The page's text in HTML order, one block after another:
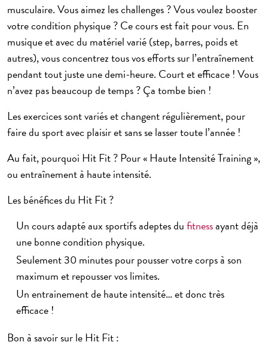
musculaire. Vous aimez les challenges ? Vous voulez booster
votre condition physique? Ce cours est fait pour vous. En
musique et avec du matériel varié (step, barres, poids et
autres), vous concentrez tous vos efforts sur l’entraînement
pendant tout juste une demi-heure. Court et efficace ! Vous
n’avez pas beaucoup de temps ? Ça tombe bien !
Les exercices sont variés et changent régulièrement, pour
faire du sport avec plaisir et sans se lasser toute l’année !
Au fait, pourquoi Hit Fit ? Pour « Haute Intensité Training »,
ou entraînement à haute intensité.
Les bénéfices du Hit Fit ?
Un cours adapté aux sportifs adeptes dufitnessayant déjà
unebonne condition physique.
Seulement 30 minutes pour pousser votre corps à son
maximum et repousser vos limites.
Unentrainement de haute intensité… et donc très
efficace !
Bon à savoir sur le Hit Fit :